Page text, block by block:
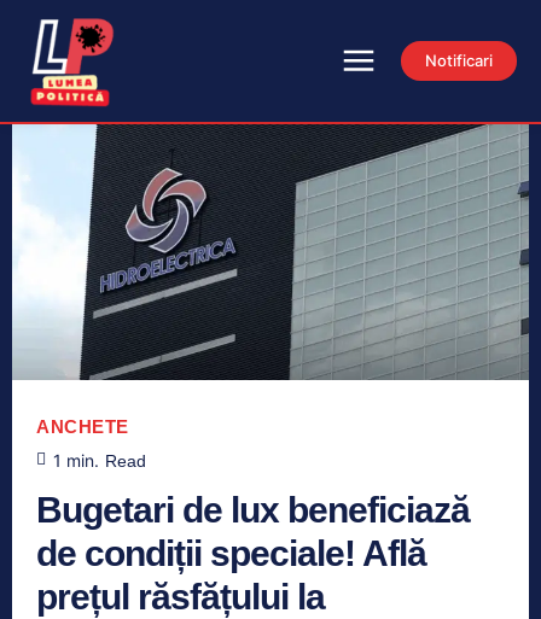
Notificari
ANCHETE
1 min. Read
Bugetari de lux beneficiază
de condiții speciale! Află
prețul răsfățului la